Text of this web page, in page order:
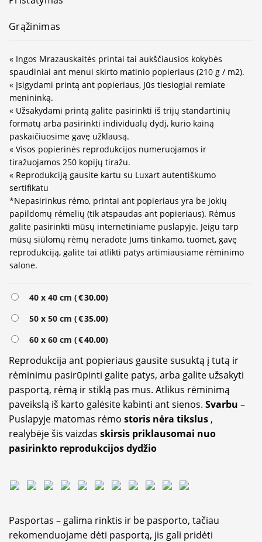
Grąžinimas
« Ingos Mrazauskaitės printai tai aukščiausios kokybės
spaudiniai ant menui skirto matinio popieriaus (210 g / m2).
« Įsigydami printą ant popieriaus, Jūs tiesiogiai remiate
menininką.
« Užsakydami printą galite pasirinkti iš trijų standartinių
formatų arba pasirinkti individualų dydį, kurio kainą
paskaičiuosime gavę užklausą.
« Visos popierinės reprodukcijos numeruojamos ir
tiražuojamos 250 kopijų tiražu.
« Reprodukciją gausite kartu su Luxart autentiškumo
sertifikatu
*Nepasirinkus rėmo, printai ant popieriaus yra be jokių
papildomų rėmelių (tik atspaudas ant popieriaus). Rėmus
galite pasirinkti mūsų internetiniame puslapyje. Jeigu tarp
mūsų siūlomų rėmų neradote Jums tinkamo, tuomet, gavę
reprodukciją, galite tai atlikti patys artimiausiame rėminimo
salone.
40 x 40 cm (€30.00)
50 x 50 cm (€35.00)
60 x 60 cm (€40.00)
Reprodukcija ant popieriaus gausite susuktą į tutą ir
rėminimu pasirūpinti galite patys, arba galite užsakyti
pasportą, rėmą ir stiklą pas mus. Atlikus rėminimą
paveikslą iš karto galėsite kabinti ant sienos. Svarbu –
Puslapyje matomas rėmo storis nėra tikslus ,
realybėje šis vaizdas skirsis priklausomai nuo
pasirinkto reprodukcijos dydžio
Pasportas – galima rinktis ir be pasporto, tačiau
rekomenduojame dėti pasportą, jis gali pridėti
Alternative: